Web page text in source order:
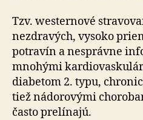
Tzv. westernové
nezdravých, vysoko
potravín a nesprávne
mnohými
diabetom 2. typu,
tiež nádorovými
často prelínajú.